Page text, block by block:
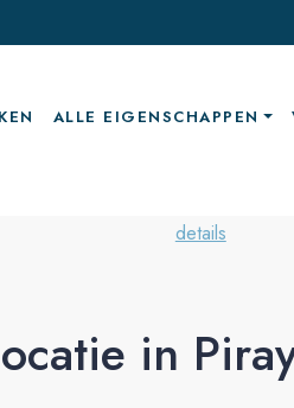
ALLE EIGENSCHAPPEN
details
in